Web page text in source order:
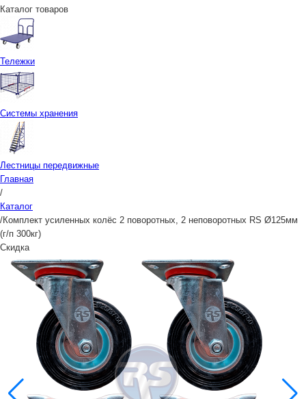
Каталог товаров
Тележки
Системы хранения
Лестницы передвижные
Главная
/
Каталог
/Комплект усиленных колёс 2 поворотных, 2 неповоротных RS Ø125мм
(г/п 300кг)
Скидка